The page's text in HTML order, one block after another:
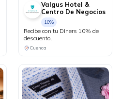
Valgus Hotel &
Centro De Negocios
10%
Recibe con tu Diners 10% de
descuento.
Cuenca